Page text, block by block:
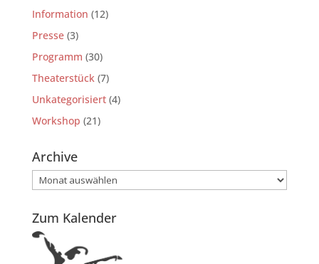
Information (12)
Presse(3)
Programm (30)
Theaterstück(7)
Unkategorisiert(4)
Workshop (21)
Archive
Archive
Zum Kalender